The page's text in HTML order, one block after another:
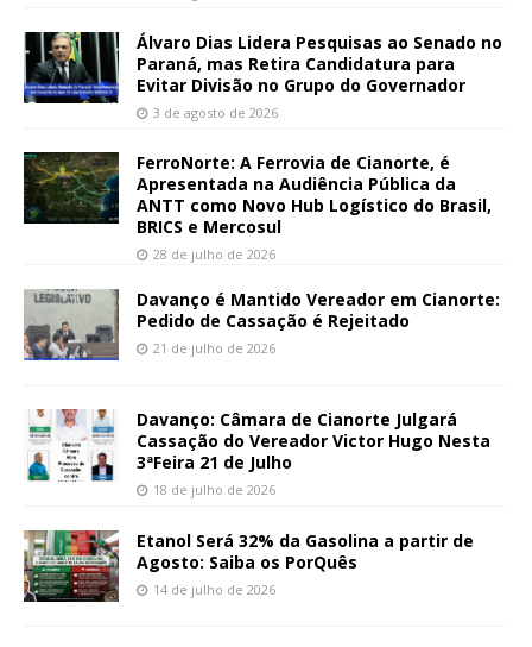
Álvaro Dias Lidera Pesquisas ao Senado no
Paraná, mas Retira Candidatura para
Evitar Divisão no Grupo do Governador
3 de agosto de 2026
FerroNorte: A Ferrovia de Cianorte, é
Apresentada na Audiência Pública da
ANTT como Novo Hub Logístico do Brasil,
BRICS e Mercosul
28 de julho de 2026
Davanço é Mantido Vereador em Cianorte:
Pedido de Cassação é Rejeitado
21 de julho de 2026
Davanço: Câmara de Cianorte Julgará
Cassação do Vereador Victor Hugo Nesta
3ªFeira 21 de Julho
18 de julho de 2026
Etanol Será 32% da Gasolina a partir de
Agosto: Saiba os PorQuês
14 de julho de 2026